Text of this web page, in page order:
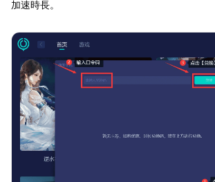
加速時長。